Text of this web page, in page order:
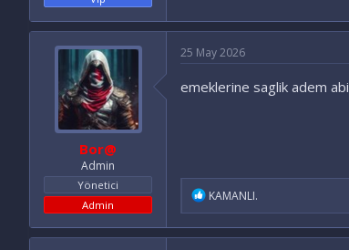
Bor@
Admin
Yönetici
Admin
25 May 2026
emeklerine saglik adem abi
İ
d
KAMANLI.